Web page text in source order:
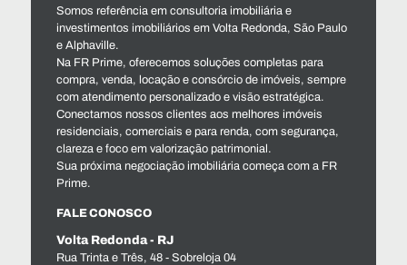
Somos referência em consultoria imobiliária e
investimentos imobiliários em Volta Redonda, São Paulo
e Alphaville.
Na FR Prime, oferecemos soluções completas para
compra, venda, locação e consórcio de imóveis, sempre
com atendimento personalizado e visão estratégica.
Conectamos nossos clientes aos melhores imóveis
residenciais, comerciais e para renda, com segurança,
clareza e foco em valorização patrimonial.
Sua próxima negociação imobiliária começa com a FR
Prime.
FALE CONOSCO
Volta Redonda - RJ
Rua Trinta e Três, 48 - Sobreloja 04